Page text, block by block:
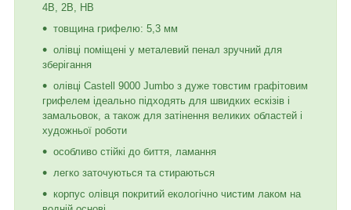
4В, 2B, HB
товщина грифелю: 5,3 мм
олівці поміщені у металевий пенал зручний для
зберігання
олівці Castell 9000 Jumbo з дуже товстим графітовим
грифелем ідеально підходять для швидких ескізів і
замальовок, а також для затінення великих областей і
художньої роботи
особливо стійкі до биття, ламання
легко заточуються та стираються
корпус олівця покритий екологічно чистим лаком на